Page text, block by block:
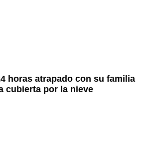
horas atrapado con su familia
cubierta por la nieve